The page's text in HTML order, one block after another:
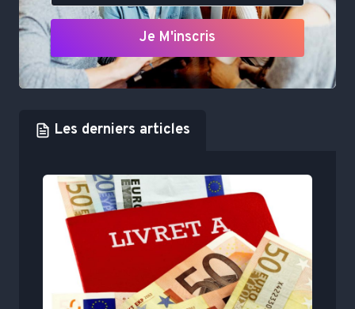
Je M'inscris
Les derniers articles